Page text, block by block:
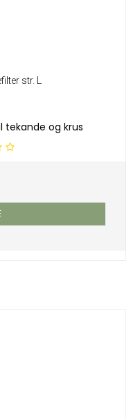
str. L
tekande og krus